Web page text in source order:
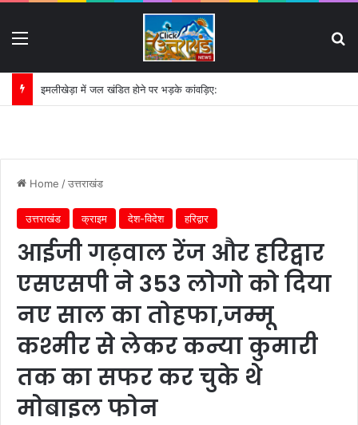
इमलीखेड़ा में जल खंडित होने पर भड़के कांवड़िए:
Home /उत्तराखंड
उत्तराखंड क्राइम देश-विदेश हरिद्वार
आईजी गढ़वाल रेंज और हरिद्वार
एसएसपी ने 353 लोगो को दिया
नए साल का तोहफा,जम्मू
कश्मीर से लेकर कन्या कुमारी
तक का सफर कर चुके थे
मोबाइल फोन